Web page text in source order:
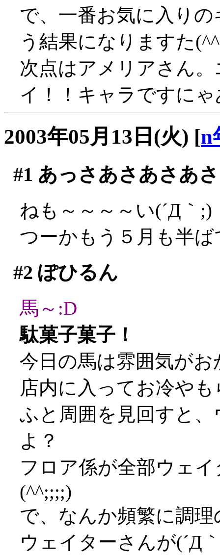
で、一番お気に入り
う結果になりますた
次点はアメリアさん
イ！！キャラですにゃ
2003年05月13日(火) [n
#1 あっさあさあさあ
ねも～～～～い(´Д｀;)
つーかもう５月も半ば
#2 ぽひるん
馬～:D
駄菓子菓子！
今日の馬は雰囲気が
店内に入ってお冷や
ふと周囲を見回すと
よ？
フロア係が全部ウェ
(^^;;;;)
で、なんか頻繁に調
ウェイターさんが(´Д